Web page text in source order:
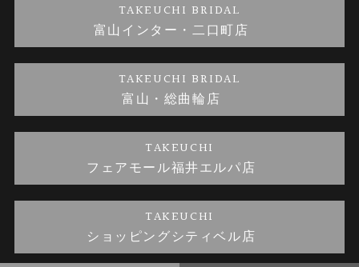
金澤指輪工房｜手作り婚約指輪プロポーズプラン
TAKEUCHI BRIDAL
富山インター・二口町店
TAKEUCHI BRIDAL
富山・総曲輪店
TAKEUCHI
フェアモール福井エルパ店
TAKEUCHI
ショッピングシティベル店